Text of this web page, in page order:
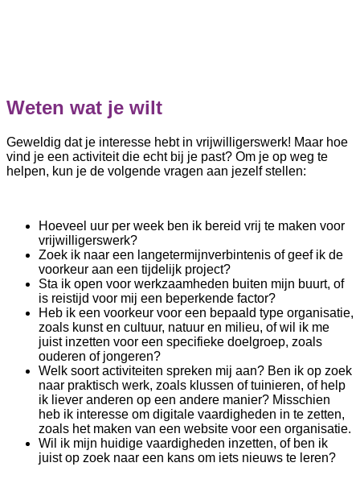
Weten wat je wilt
Geweldig dat je interesse hebt in vrijwilligerswerk! Maar hoe
vind je een activiteit die echt bij je past? Om je op weg te
helpen, kun je de volgende vragen aan jezelf stellen:
Hoeveel uur per week ben ik bereid vrij te maken voor
vrijwilligerswerk?
Zoek ik naar een langetermijnverbintenis of geef ik de
voorkeur aan een tijdelijk project?
Sta ik open voor werkzaamheden buiten mijn buurt, of
is reistijd voor mij een beperkende factor?
Heb ik een voorkeur voor een bepaald type organisatie,
zoals kunst en cultuur, natuur en milieu, of wil ik me
juist inzetten voor een specifieke doelgroep, zoals
ouderen of jongeren?
Welk soort activiteiten spreken mij aan? Ben ik op zoek
naar praktisch werk, zoals klussen of tuinieren, of help
ik liever anderen op een andere manier? Misschien
heb ik interesse om digitale vaardigheden in te zetten,
zoals het maken van een website voor een organisatie.
Wil ik mijn huidige vaardigheden inzetten, of ben ik
juist op zoek naar een kans om iets nieuws te leren?